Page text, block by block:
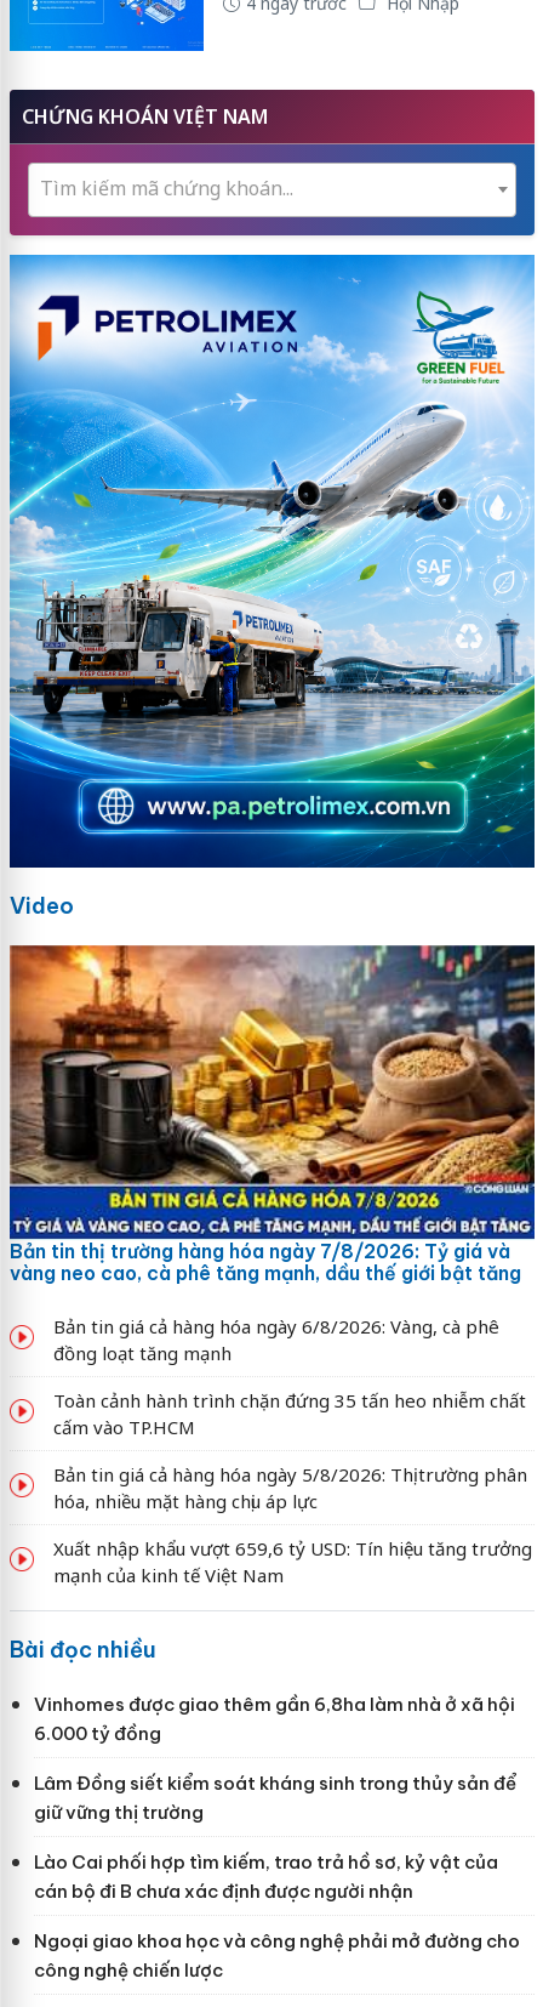
CHỨNG KHOÁN VIỆT NAM
Tìm kiếm mã chứng khoán...
Video
Bản tin thị trường hàng hóa ngày 7/8/2026: Tỷ giá và
vàng neo cao, cà phê tăng mạnh, dầu thế giới bật tăng
Bản tin giá cả hàng hóa ngày 6/8/2026: Vàng, cà phê
đồng loạt tăng mạnh
Toàn cảnh hành trình chặn đứng 35 tấn heo nhiễm chất
cấm vào TP.HCM
Bản tin giá cả hàng hóa ngày 5/8/2026: Thị trường phân
hóa, nhiều mặt hàng chịu áp lực
Xuất nhập khẩu vượt 659,6 tỷ USD: Tín hiệu tăng trưởng
mạnh của kinh tế Việt Nam
Bài đọc nhiều
Vinhomes được giao thêm gần 6,8ha làm nhà ở xã hội
6.000 tỷ đồng
Lâm Đồng siết kiểm soát kháng sinh trong thủy sản để
giữ vững thị trường
Lào Cai phối hợp tìm kiếm, trao trả hồ sơ, kỷ vật của
cán bộ đi B chưa xác định được người nhận
Ngoại giao khoa học và công nghệ phải mở đường cho
công nghệ chiến lược